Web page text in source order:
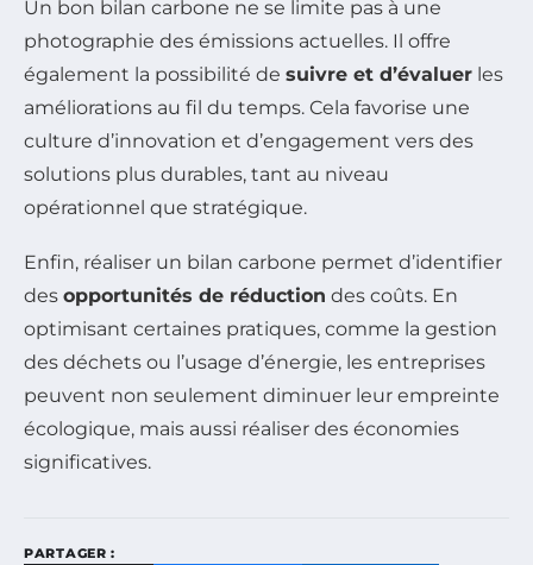
Un bon bilan carbone ne se limite pas à une
photographie des émissions actuelles. Il offre
également la possibilité de suivre et d’évaluer les
améliorations au fil du temps. Cela favorise une
culture d’innovation et d’engagement vers des
solutions plus durables, tant au niveau
opérationnel que stratégique.
Enfin, réaliser un bilan carbone permet d’identifier
des opportunités de réduction des coûts. En
optimisant certaines pratiques, comme la gestion
des déchets ou l’usage d’énergie, les entreprises
peuvent non seulement diminuer leur empreinte
écologique, mais aussi réaliser des économies
significatives.
PARTAGER :